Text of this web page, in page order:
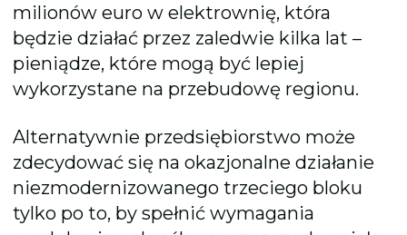
milionów euro w elektrownię, która
będzie działać przez zaledwie kilka lat –
pieniądze, które mogą być lepiej
wykorzystane na przebudowę regionu.
Alternatywnie przedsiębiorstwo może
zdecydować się na okazjonalne działanie
niezmodernizowanego trzeciego bloku
tylko po to, by spełnić wymagania